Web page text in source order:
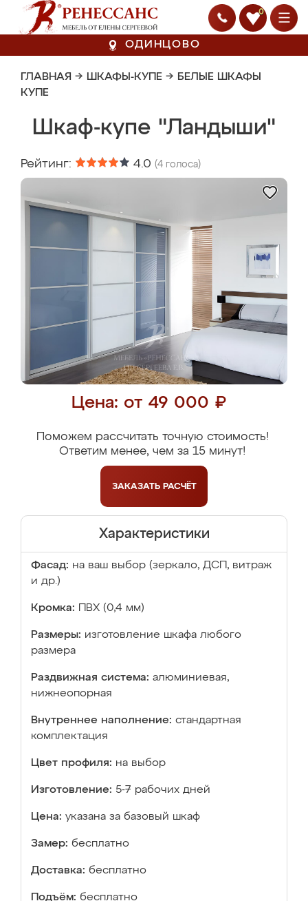
0
ОДИНЦОВО
ГЛАВНАЯ → ШКАФЫ-КУПЕ → БЕЛЫЕ ШКАФЫ
КУПЕ
Шкаф-купе "Ландыши"
Рейтинг: 4.0 (4 голоса)
Цена: от 49 000 ₽
Поможем рассчитать точную стоимость!
Ответим менее, чем за 15 минут!
ЗАКАЗАТЬ РАСЧЁТ
Характеристики
Фасад: на ваш выбор (зеркало, ДСП, витраж
и др.)
Кромка: ПВХ (0,4 мм)
Размеры: изготовление шкафа любого
размера
Раздвижная система: алюминиевая,
нижнеопорная
Внутреннее наполнение: стандартная
комплектация
Цвет профиля: на выбор
Изготовление: 5-7 рабочих дней
Цена: указана за базовый шкаф
Замер: бесплатно
Доставка: бесплатно
Подъём: бесплатно